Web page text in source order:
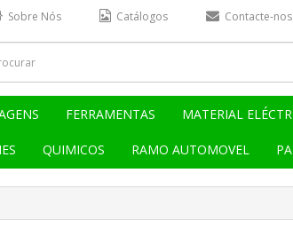
Sobre Nós Catálogos Contacte-nos
FERRAMENTAS MATERIAL
QUIMICOS RAMO AUTOMOVEL